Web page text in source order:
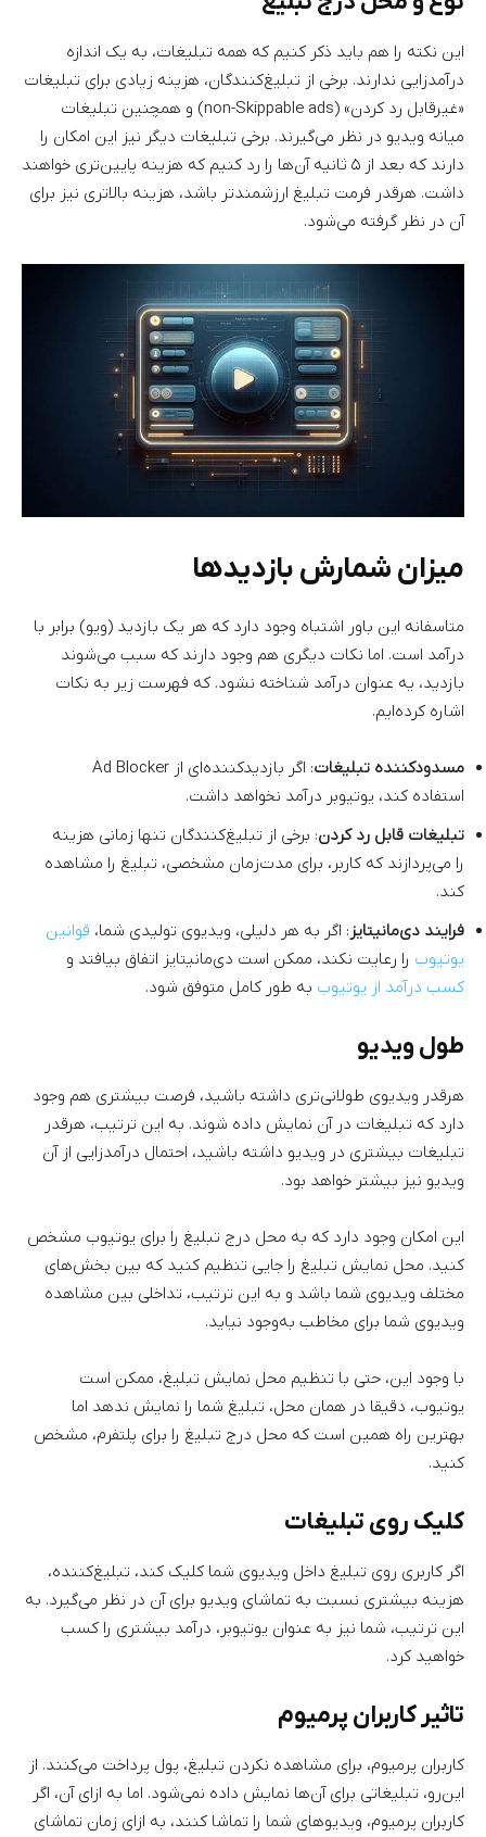
این نکته را هم باید ذکر کنیم که همه تبلیغات، به یک اندازه
درآمدزایی ندارند. برخی از تبلیغ‌کنندگان، هزینه زیادی برای تبلیغات
«غیرقابل رد کردن» (non-Skippable ads) و همچنین تبلیغات
میانه ویدیو در نظر می‌گیرند. برخی تبلیغات دیگر نیز این امکان را
دارند که بعد از ۵ ثانیه آن‌ها را رد کنیم که هزینه پایین‌تری خواهند
داشت. هرقدر فرمت تبلیغ ارزشمندتر باشد، هزینه بالاتری نیز برای
آن در نظر گرفته می‌شود.
میزان شمارش بازدیدها
متاسفانه این باور اشتباه وجود دارد که هر یک بازدید (ویو) برابر با
درآمد است. اما نکات دیگری هم وجود دارند که سبب می‌شوند
بازدید، یه عنوان درآمد شناخته نشود. که فهرست زیر به نکات
اشاره کرده‌ایم.
مسدودکننده تبلیغات
: اگر بازدیدکننده‌ای از Ad Blocker
استفاده کند، یوتیوبر درآمد نخواهد داشت.
تبلیغات قابل رد کردن: برخی از تبلیغ‌کنندگان تنها زمانی هزینه
را می‌پردازند که کاربر، برای مدت‌زمان مشخصی، تبلیغ را مشاهده
کند.
فرایند دی‌مانیتایز : اگر به هر دلیلی، ویدیوی تولیدی شما، قوانین
یوتیوب را رعایت نکند،‌ ممکن است دی‌مانیتایز اتفاق بیافتد و
کسب درآمد از یوتیوب به طور کامل متوفق شود.
طول ویدیو
هرقدر ویدیوی طولانی‌تری داشته باشید، فرصت بیشتری هم وجود
دارد که تبلیغات در آن نمایش داده شوند. به این ترتیب، هرقدر
تبلیغات بیشتری در ویدیو داشته باشید، احتمال درآمدزایی از آن
ویدیو نیز بیشتر خواهد بود.
این امکان وجود دارد که به محل درج تبلیغ را برای یوتیوب مشخص
کنید. محل نمایش تبلیغ را جایی تنظیم کنید که بین بخش‌های
مختلف ویدیوی شما باشد و به این ترتیب، تداخلی بین مشاهده
ویدیوی شما برای مخاطب به‌وجود نیاید.
با وجود این، حتی با تنظیم محل نمایش تبلیغ، ممکن است
یوتیوب، دقیقا در همان محل، تبلیغ شما را نمایش ندهد اما
بهترین راه همین است که محل درج تبلیغ را برای پلتفرم، مشخص
کنید.
کلیک روی تبلیغات
اگر کاربری روی تبلیغ داخل ویدیوی شما کلیک کند، تبلیغ‌کننده،
هزینه بیشتری نسبت به تماشای ویدیو برای آن در نظر می‌گیرد. به
این ترتیب، شما نیز به عنوان یوتیوبر، درآمد بیشتری را کسب
خواهید کرد.
تاثیر کاربران پرمیوم
کاربران پرمیوم، برای مشاهده نکردن تبلیغ، پول پرداخت می‌کنند. از
این‌رو، تبلیغاتی برای آن‌ها نمایش داده نمی‌شود. اما به ازای آن، اگر
کاربران پرمیوم، ویدیوهای شما را تماشا کنند، به ازای زمان تماشای